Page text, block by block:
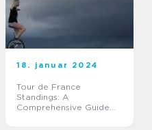
18. januar 2024
Tour de France
Standings: A
Comprehensive Guide